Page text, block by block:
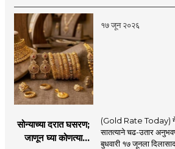
१७ जून २०२६
सोन्याच्या दरात घसरण;
जाणून घ्या कोणत्या
(Gold Rate Today)
सातत्याने चढ-उतार
बुधवारी १७ जूनला